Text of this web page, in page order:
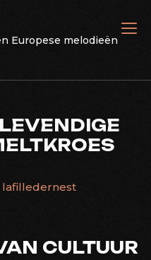
Europese melodieën
lafilledernest
CULTUUR